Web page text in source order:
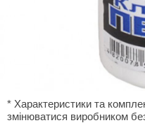
* Характеристики та
змінюватися виробником